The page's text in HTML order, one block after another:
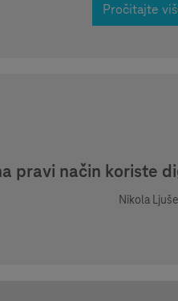
Pročitajte
pravi način koriste
Nikola